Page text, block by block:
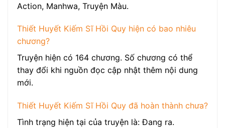
Action, Manhwa, Truyện Màu.
Thiết Huyết Kiếm Sĩ Hồi Quy hiện có bao nhiêu
chương?
Truyện hiện có 164 chương. Số chương có thể
thay đổi khi nguồn đọc cập nhật thêm nội dung
mới.
Thiết Huyết Kiếm Sĩ Hồi Quy đã hoàn thành chưa?
Tình trạng hiện tại của truyện là: Đang ra.